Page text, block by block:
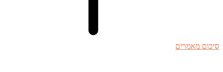
סיכום מאמרים